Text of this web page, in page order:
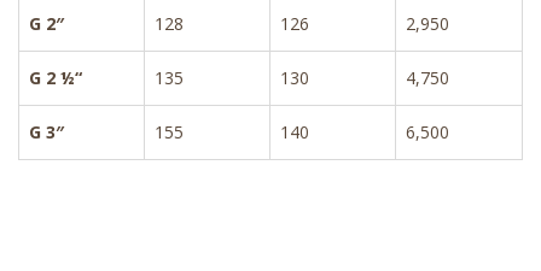
G 2″ 128 126 2,950
G 2 ½“ 135 130 4,750
G 3″ 155 140 6,500